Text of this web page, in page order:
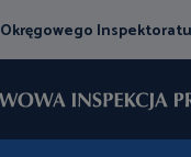
Okręgowego